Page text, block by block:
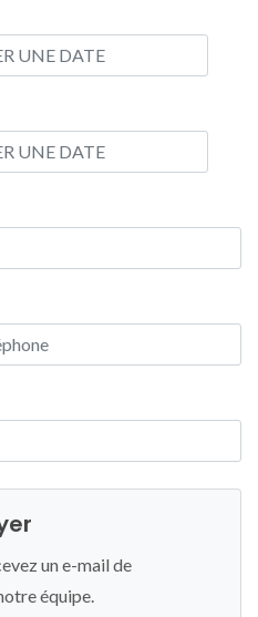
un e-mail de
équipe.